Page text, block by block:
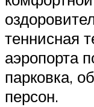
теннисная
аэропорта
парковка,
персон.